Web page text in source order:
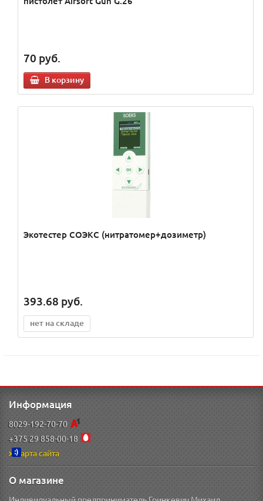
70 руб.
В корзину
Экотестер СОЭКС (нитратомер+дозиметр)
393.68 руб.
нет на складе
Информация
8029-192-70-70
+375 29 858-00-18
Карта сайта
О магазине